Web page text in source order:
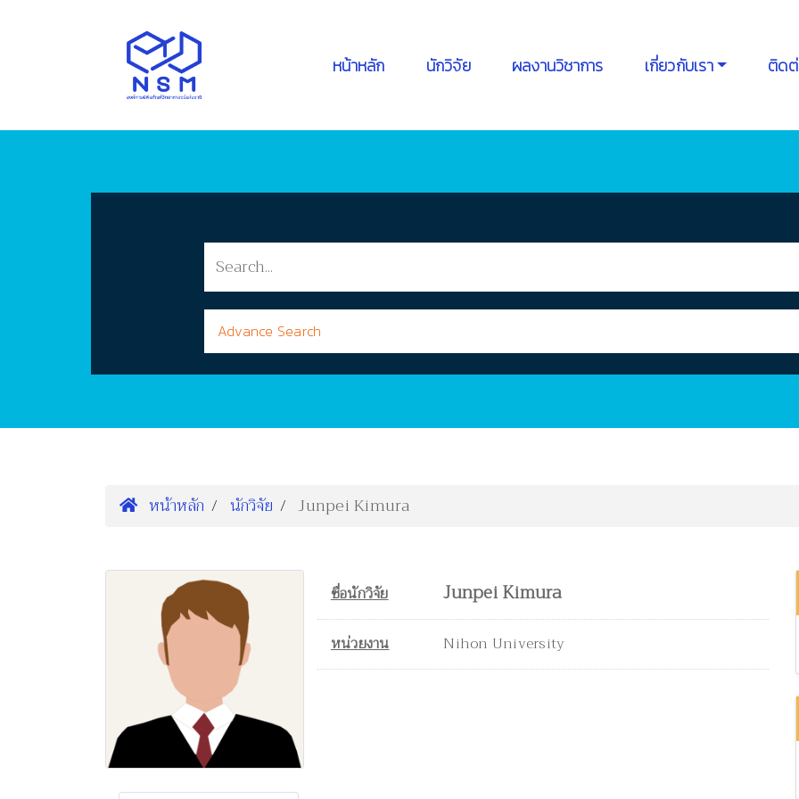
หน้าหลัก นักวิจัย ผลงานวิชาการ เกี่ยวกับเรา ติดต่
Advance Search
หน้าหลัก นักวิจัย Junpei Kimura
ชื่อนักวิจัย Junpei Kimura
หน่วยงาน Nihon University